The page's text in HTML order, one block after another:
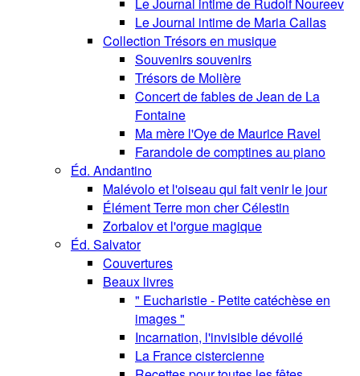
Le Journal intime de Rudolf Noureev
Le Journal intime de Maria Callas
Collection Trésors en musique
Souvenirs souvenirs
Trésors de Molière
Concert de fables de Jean de La
Fontaine
Ma mère l'Oye de Maurice Ravel
Farandole de comptines au piano
Éd. Andantino
Malévolo et l'oiseau qui fait venir le jour
Élément Terre mon cher Célestin
Zorbalov et l'orgue magique
Éd. Salvator
Couvertures
Beaux livres
" Eucharistie - Petite catéchèse en
images "
Incarnation, l'invisible dévoilé
La France cistercienne